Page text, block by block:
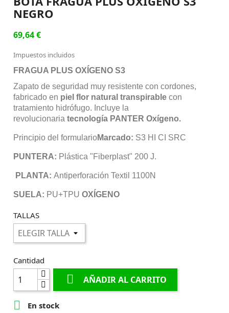
NEGRO
69,64 €
Impuestos incluidos
FRAGUA PLUS OXÍGENO S3
Zapato de seguridad muy resistente con cordones,
fabricado en piel flor natural transpirable con
tratamiento hidrófugo. Incluye la
revolucionariatecnología PANTER Oxígeno.
Principio del formularioMarcado: S3 HI CI SRC
PUNTERA: Plástica "Fiberplast" 200 J.
PLANTA:Antiperforación Textil 1100N
SUELA: PU+TPUOXÍGENO
TALLAS
Cantidad
 AÑADIR AL CARRITO
 En stock